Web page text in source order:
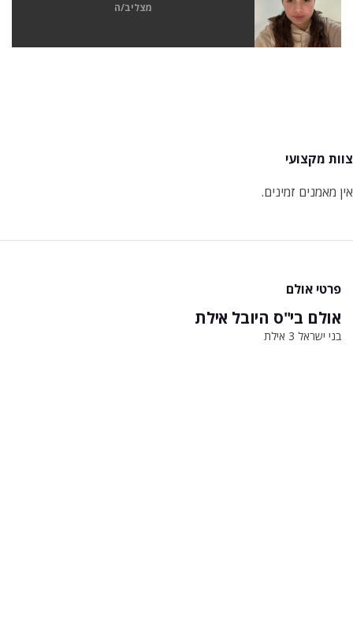
מצליב/ה
צוות מקצועי
אין מאמנים זמינים.
פרטי אולם
אולם בי"ס היובל אילת
בני ישראל 3 אילת